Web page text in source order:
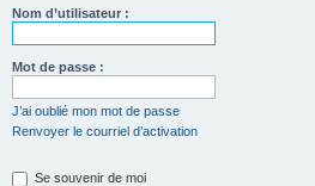
Nom d’utilisateur :
Mot de passe :
J’ai oublié mon mot de passe
Renvoyer le courriel d’activation
Se souvenir de moi